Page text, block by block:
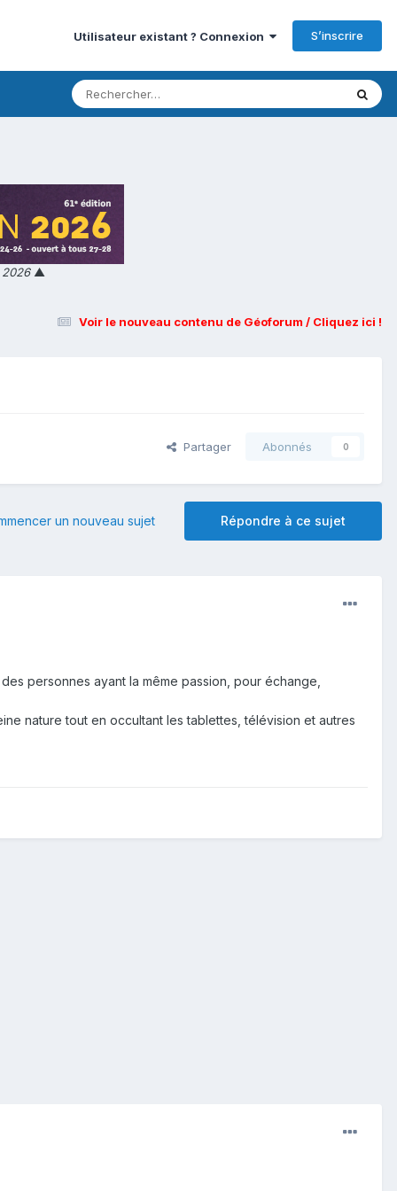
Utilisateur existant ? Connexion S’inscrire
▲
Voir le nouveau contenu de Géoforum / Cliquez ici !
Partager Abonnés 0
Répondre à ce sujet
un nouveau sujet
personnes ayant la même passion, pour échange,
nature tout en occultant les tablettes, télévision et autres